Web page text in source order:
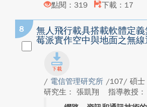
點閱：319
下載：17
8
無人飛行載具搭載軟體定
莓派實作空中與地面之無
/ 電信管理研究所 /107/ 碩士
研究生： 張凱翔
指導教授：